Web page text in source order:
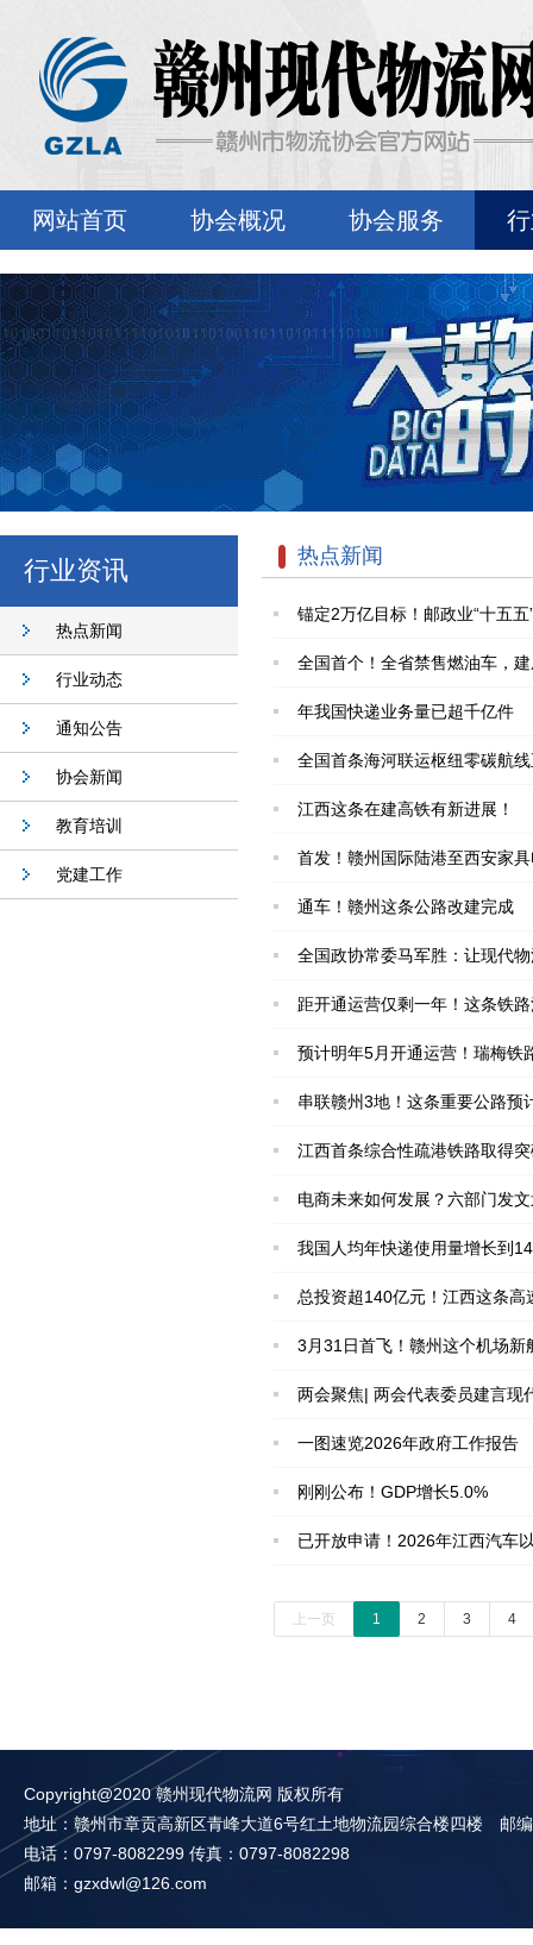
网站首页 协会概况 协会服务
行业资讯
热点新闻
行业动态
通知公告
协会新闻
教育培训
党建工作
热点新闻
锚定2万亿目标！邮政业“十五
全国首个！全省禁售燃油车，
年我国快递业务量已超千亿件
全国首条海河联运枢纽零碳航
江西这条在建高铁有新进展！
首发！赣州国际陆港至西安家
通车！赣州这条公路改建完成
全国政协常委马军胜：让现代
距开通运营仅剩一年！这条铁
预计明年5月开通运营！瑞梅
串联赣州3地！这条重要公路预
江西首条综合性疏港铁路取得
电商未来如何发展？六部门发
我国人均年快递使用量增长到
总投资超140亿元！江西这条高
3月31日首飞！赣州这个机场新
两会聚焦| 两会代表委员建言现
一图速览2026年政府工作报告
刚刚公布！GDP增长5.0%
已开放申请！2026年江西汽车
上一页 1 2 3 4
Copyright@2020 赣州现代物流网 版权所有
地址：赣州市章贡高新区青峰大道6号红土地物流园综合楼四楼 邮
电话：0797-8082299 传真：0797-8082298
邮箱：gzxdwl@126.com